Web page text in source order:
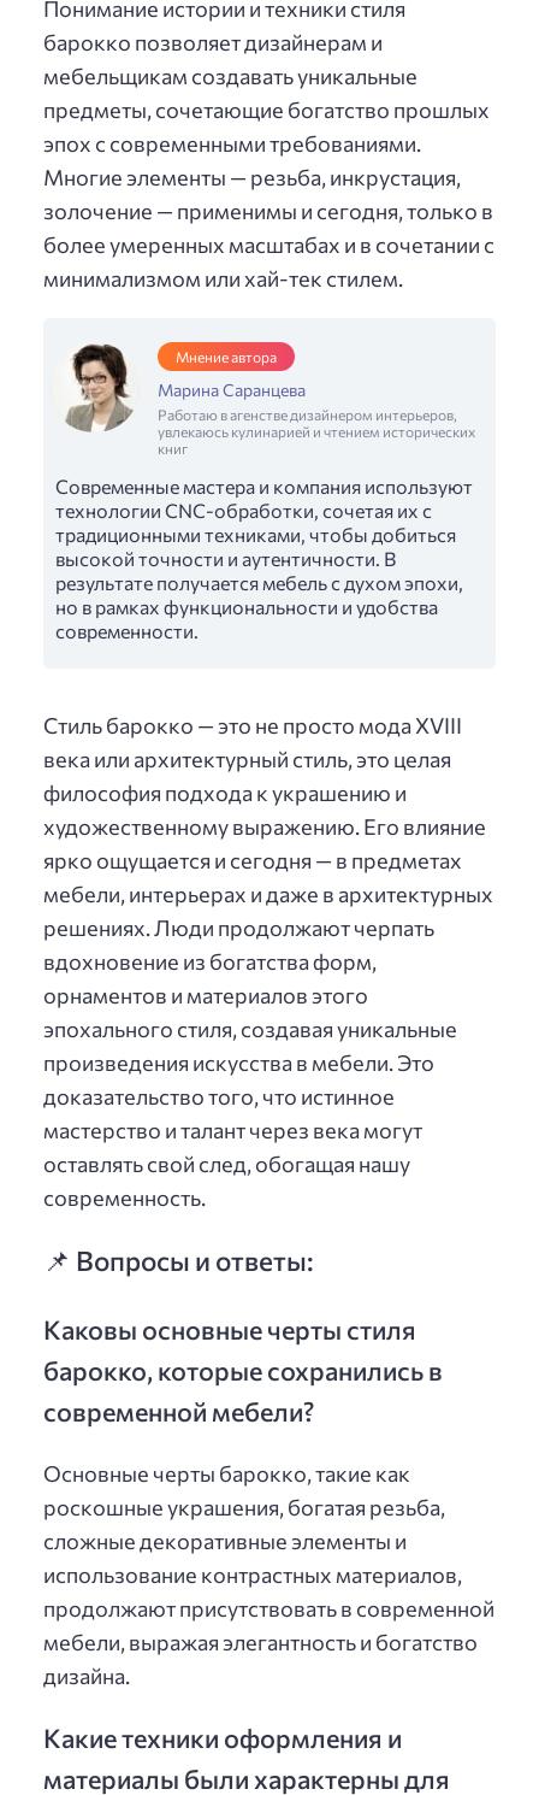
Понимание истории и техники стиля
барокко позволяет дизайнерам и
мебельщикам создавать уникальные
предметы, сочетающие богатство прошлых
эпох с современными требованиями.
Многие элементы — резьба, инкрустация,
золочение — применимы и сегодня, только в
более умеренных масштабах и в сочетании с
минимализмом или хай-тек стилем.
Мнение автора
Марина Саранцева
Работаю в агенстве дизайнером интерьеров,
увлекаюсь кулинарией и чтением исторических
книг
Современные мастера и компания используют
технологии CNC-обработки, сочетая их с
традиционными техниками, чтобы добиться
высокой точности и аутентичности. В
результате получается мебель с духом эпохи,
но в рамках функциональности и удобства
современности.
Стиль барокко — это не просто мода XVIII
века или архитектурный стиль, это целая
философия подхода к украшению и
художественному выражению. Его влияние
ярко ощущается и сегодня — в предметах
мебели, интерьерах и даже в архитектурных
решениях. Люди продолжают черпать
вдохновение из богатства форм,
орнаментов и материалов этого
эпохального стиля, создавая уникальные
произведения искусства в мебели. Это
доказательство того, что истинное
мастерство и талант через века могут
оставлять свой след, обогащая нашу
современность.
📌 Вопросы и ответы:
Каковы основные черты стиля
барокко, которые сохранились в
современной мебели?
Основные черты барокко, такие как
роскошные украшения, богатая резьба,
сложные декоративные элементы и
использование контрастных материалов,
продолжают присутствовать в современной
мебели, выражая элегантность и богатство
дизайна.
Какие техники оформления и
материалы были характерны для